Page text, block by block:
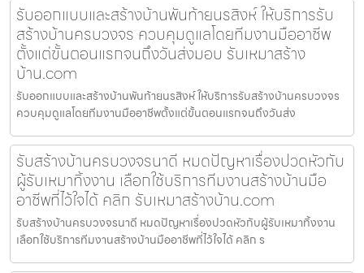
รับออกแบบและสร้างบ้านพันท้ายนรสิงห์ ให้บริการรับ
สร้างบ้านครบวงจร ควบคุมดูแลโดยทีมงานมืออาชีพ
ตั้งแต่ขั้นตอนแรกจนถึงวันส่งมอบ รับเหมาสร้าง
บ้าน.com
รับออกแบบและสร้างบ้านพันท้ายนรสิงห์ ให้บริการรับสร้างบ้านครบวงจร
ควบคุมดูแลโดยทีมงานมืออาชีพตั้งแต่ขั้นตอนแรกจนถึงวันส่ง
รับสร้างบ้านครบวงจรนาดี หมดปัญหาเรื่องปวดหัวกับ
ผู้รับเหมาทิ้งงาน เลือกใช้บริการทีมงานสร้างบ้านมือ
อาชีพที่ไว้ใจได้ คลิก รับเหมาสร้างบ้าน.com
รับสร้างบ้านครบวงจรนาดี หมดปัญหาเรื่องปวดหัวกับผู้รับเหมาทิ้งงาน
เลือกใช้บริการทีมงานสร้างบ้านมืออาชีพที่ไว้ใจได้ คลิก ร